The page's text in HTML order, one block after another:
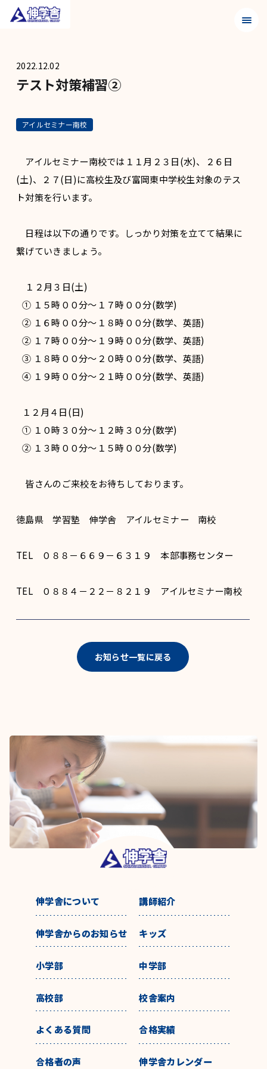
メニ
2022.12.02
テスト対策補習②
アイルセミナー南校
アイルセミナー南校では１１月２３日(水)、２６日
(土)、２７(日)に高校生及び富岡東中学校生対象のテス
ト対策を行います。
日程は以下の通りです。しっかり対策を立てて結果に
繋げていきましょう。
１２月３日(土)
① １５時００分〜１７時００分(数学)
② １６時００分〜１８時００分(数学、英語)
② １７時００分〜１９時００分(数学、英語)
③ １８時００分〜２０時００分(数学、英語)
④ １９時００分〜２１時００分(数学、英語)
１２月４日(日)
① １０時３０分〜１２時３０分(数学)
② １３時００分〜１５時００分(数学)
皆さんのご来校をお待ちしております。
徳島県 学習塾 伸学舎 アイルセミナー 南校
TEL ０８８－６６９－６３１９ 本部事務センター
TEL ０８８４－２２－８２１９ アイルセミナー南校
お知らせ一覧に戻る
伸学舎について 講師紹介
伸学舎からのお知らせ キッズ
小学部 中学部
高校部 校舎案内
よくある質問 合格実績
合格者の声 伸学舎カレンダー